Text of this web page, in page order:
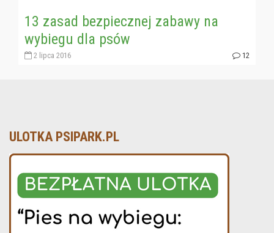
13 zasad bezpiecznej zabawy na
wybiegu dla psów
2 lipca 2016 12
ULOTKA PSIPARK.PL